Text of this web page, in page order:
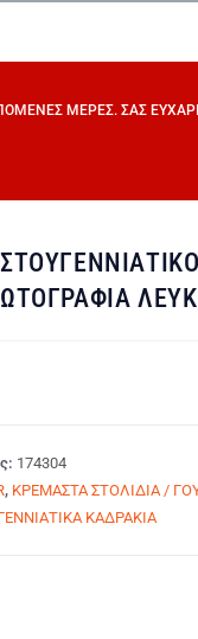
ΜΈΡΕΣ. ΣΑΣ
174304
, ΚΡΕΜΑΣΤΑ ΣΤΟΛΙΔΙΑ /
ΚΑΔΡΑΚΙΑ